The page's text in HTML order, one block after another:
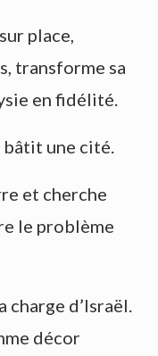
place,
transforme sa
en fidélité.
bâtit une cité.
et cherche
le problème
charge d’Israël.
décor